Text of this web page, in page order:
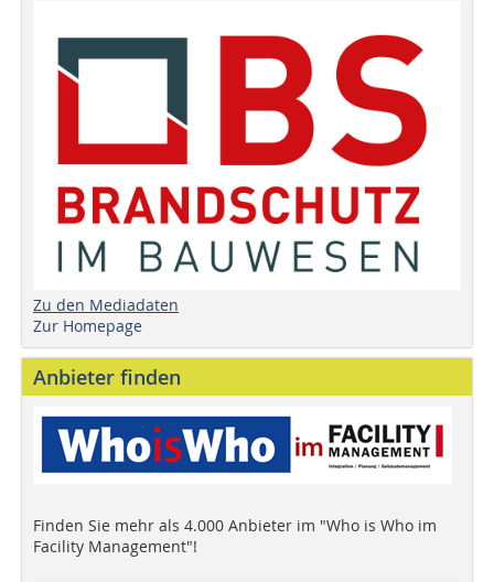
Zu den Mediadaten
Zur Homepage
Anbieter finden
Finden Sie mehr als 4.000 Anbieter im "Who is Who im
Facility Management"!